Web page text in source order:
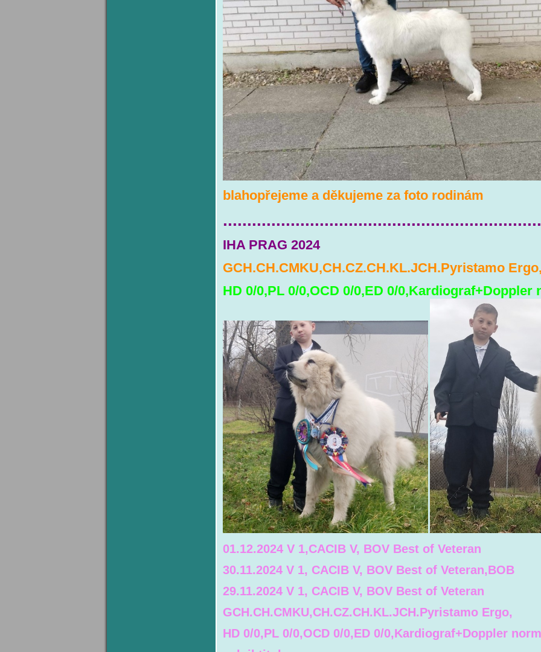
blahopřejeme a děkujeme za foto rodinám
IHA PRAG 2024
GCH.CH.CMKU,CH.CZ.CH.KL.JCH.Pyristamo
HD 0/0,PL 0/0,OCD 0/0,ED 0/0,Kardiograf+Doppler
01.12.2024 V 1,CACIB V, BOV Best of Veteran
30.11.2024 V 1, CACIB V, BOV Best of Veteran,BOB
29.11.2024 V 1, CACIB V, BOV Best of Veteran
GCH.CH.CMKU,CH.CZ.CH.KL.JCH.Pyristamo Ergo,
HD 0/0,PL 0/0,OCD 0/0,ED 0/0,Kardiograf+Doppler